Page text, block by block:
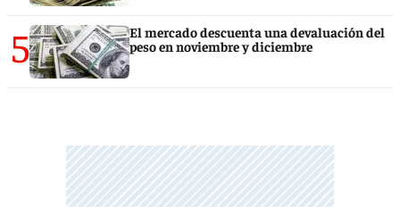
5
El mercado descuenta una devaluación del
peso en noviembre y diciembre